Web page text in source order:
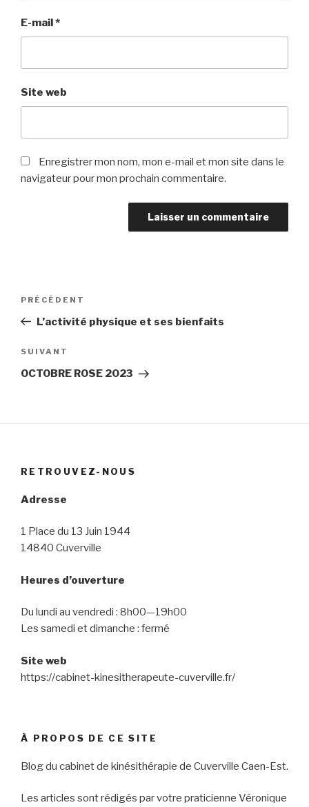
E-mail*
Site web
Enregistrer mon nom, mon e-mail et mon site dans le
navigateur pour mon prochain commentaire.
Navigation
l’article
Article
précédent
PRÉCÉDENT
L’activité physique et ses bienfaits
Article
suivant
SUIVANT
OCTOBRE ROSE 2023
RETROUVEZ-NOUS
Adresse
1 Place du 13 Juin 1944
14840 Cuverville
Heures d’ouverture
Du lundi au vendredi : 8h00—19h00
Les samedi et dimanche : fermé
Site web
https://cabinet-kinesitherapeute-cuverville.fr/
À PROPOS DE CE SITE
Blog du cabinet de kinésithérapie de Cuverville Caen-Est.
Les articles sont rédigés par votre praticienne Véronique